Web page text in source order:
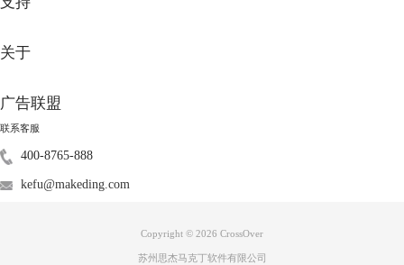
关于
广告联盟
联系客服
400-8765-888
kefu@makeding.com
Copyright © 2026 CrossOver
苏州思杰马克丁软件有限公司